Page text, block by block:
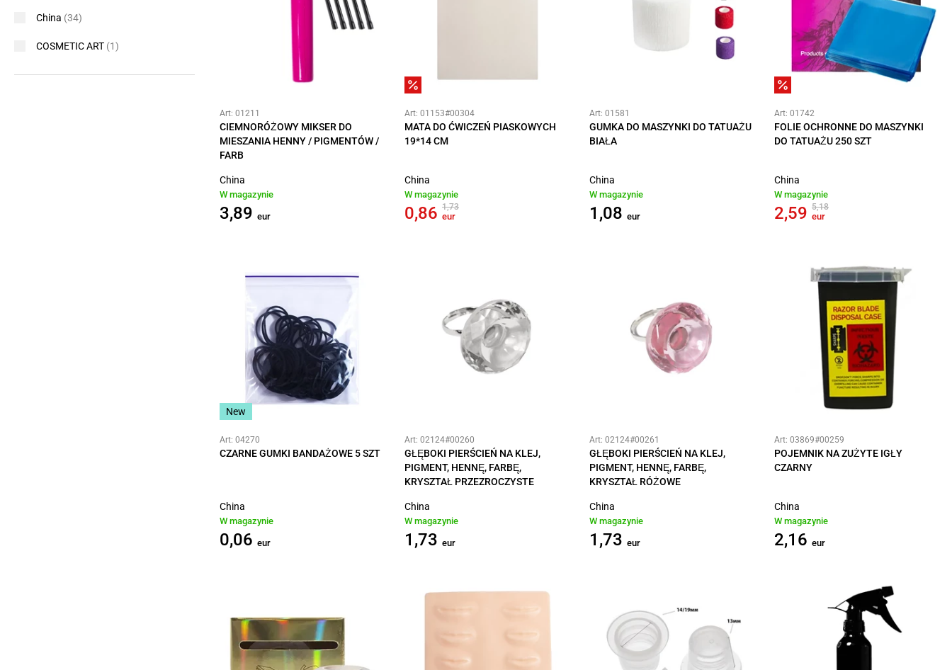
Art: 01211
CIEMNORÓŻOWY MIKSER DO
MIESZANIA HENNY / PIGMENTÓW /
FARB
China
W magazynie
3,89 eur
Art: 01153#00304
MATA DO ĆWICZEŃ PIASKOWYCH
19*14 CM
China
W magazynie
0,86 1,73
eur
Art: 01581
GUMKA DO MASZYNKI DO TATUAŻU
BIAŁA
China
W magazynie
1,08 eur
Art: 01742
FOLIE OCHRONNE DO MASZYNKI
DO TATUAŻU 250 SZT
China
W magazynie
2,59 5,18
eur
New
Art: 04270
CZARNE GUMKI BANDAŻOWE 5 SZT
China
W magazynie
0,06 eur
Art: 02124#00260
GŁĘBOKI PIERŚCIEŃ NA KLEJ,
PIGMENT, HENNĘ, FARBĘ,
KRYSZTAŁ PRZEZROCZYSTE
China
W magazynie
1,73 eur
Art: 02124#00261
GŁĘBOKI PIERŚCIEŃ NA KLEJ,
PIGMENT, HENNĘ, FARBĘ,
KRYSZTAŁ RÓŻOWE
China
W magazynie
1,73 eur
Art: 03869#00259
POJEMNIK NA ZUŻYTE IGŁY
CZARNY
China
W magazynie
2,16 eur
China (34)
COSMETIC ART (1)